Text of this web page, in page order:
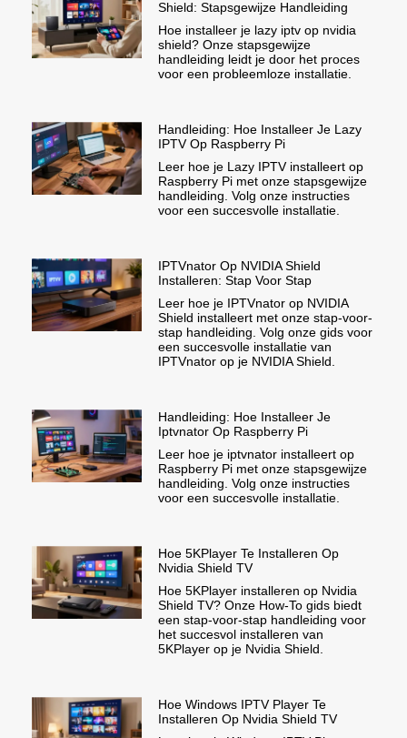
Shield: Stapsgewijze Handleiding
Hoe installeer je lazy iptv op nvidia
shield? Onze stapsgewijze
handleiding leidt je door het proces
voor een probleemloze installatie.
Handleiding: Hoe Installeer Je Lazy
IPTV Op Raspberry Pi
Leer hoe je Lazy IPTV installeert op
Raspberry Pi met onze stapsgewijze
handleiding. Volg onze instructies
voor een succesvolle installatie.
IPTVnator Op NVIDIA Shield
Installeren: Stap Voor Stap
Leer hoe je IPTVnator op NVIDIA
Shield installeert met onze stap-voor-
stap handleiding. Volg onze gids voor
een succesvolle installatie van
IPTVnator op je NVIDIA Shield.
Handleiding: Hoe Installeer Je
Iptvnator Op Raspberry Pi
Leer hoe je iptvnator installeert op
Raspberry Pi met onze stapsgewijze
handleiding. Volg onze instructies
voor een succesvolle installatie.
Hoe 5KPlayer Te Installeren Op
Nvidia Shield TV
Hoe 5KPlayer installeren op Nvidia
Shield TV? Onze How-To gids biedt
een stap-voor-stap handleiding voor
het succesvol installeren van
5KPlayer op je Nvidia Shield.
Hoe Windows IPTV Player Te
Installeren Op Nvidia Shield TV